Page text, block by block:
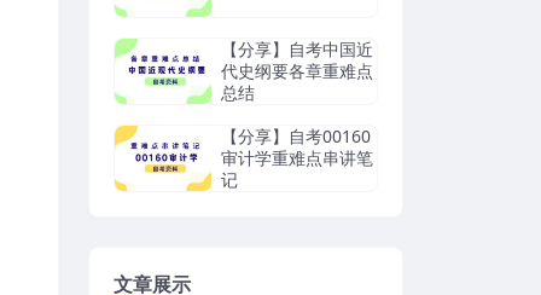
【分享】自考中国近
代史纲要各章重难点
总结
【分享】自考00160
审计学重难点串讲笔
记
文章展示